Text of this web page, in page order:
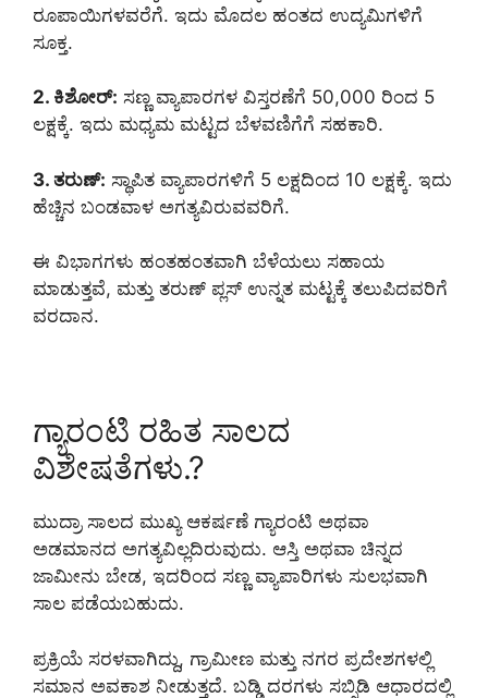
ರೂಪಾಯಿಗಳವರೆಗೆ. ಇದು ಮೊದಲ ಹಂತದ ಉದ್ಯಮಿಗಳಿಗೆ
ಸೂಕ್ತ.
2. ಕಿಶೋರ್: ಸಣ್ಣ ವ್ಯಾಪಾರಗಳ ವಿಸ್ತರಣೆಗೆ 50,000 ರಿಂದ 5
ಲಕ್ಷಕ್ಕೆ. ಇದು ಮಧ್ಯಮ ಮಟ್ಟದ ಬೆಳವಣಿಗೆಗೆ ಸಹಕಾರಿ.
3. ತರುಣ್: ಸ್ಥಾಪಿತ ವ್ಯಾಪಾರಗಳಿಗೆ 5 ಲಕ್ಷದಿಂದ 10 ಲಕ್ಷಕ್ಕೆ. ಇದು
ಹೆಚ್ಚಿನ ಬಂಡವಾಳ ಅಗತ್ಯವಿರುವವರಿಗೆ.
ಈ ವಿಭಾಗಗಳು ಹಂತಹಂತವಾಗಿ ಬೆಳೆಯಲು ಸಹಾಯ
ಮಾಡುತ್ತವೆ, ಮತ್ತು ತರುಣ್ ಪ್ಲಸ್ ಉನ್ನತ ಮಟ್ಟಕ್ಕೆ ತಲುಪಿದವರಿಗೆ
ವರದಾನ.
ಗ್ಯಾರಂಟಿ ರಹಿತ ಸಾಲದ
ವಿಶೇಷತೆಗಳು.?
ಮುದ್ರಾ ಸಾಲದ ಮುಖ್ಯ ಆಕರ್ಷಣೆ ಗ್ಯಾರಂಟಿ ಅಥವಾ
ಅಡಮಾನದ ಅಗತ್ಯವಿಲ್ಲದಿರುವುದು. ಆಸ್ತಿ ಅಥವಾ ಚಿನ್ನದ
ಜಾಮೀನು ಬೇಡ, ಇದರಿಂದ ಸಣ್ಣ ವ್ಯಾಪಾರಿಗಳು ಸುಲಭವಾಗಿ
ಸಾಲ ಪಡೆಯಬಹುದು.
ಪ್ರಕ್ರಿಯೆ ಸರಳವಾಗಿದ್ದು, ಗ್ರಾಮೀಣ ಮತ್ತು ನಗರ ಪ್ರದೇಶಗಳಲ್ಲಿ
ಸಮಾನ ಅವಕಾಶ ನೀಡುತ್ತದೆ. ಬಡ್ಡಿ ದರಗಳು ಸಬ್ಸಿಡಿ ಆಧಾರದಲ್ಲಿ